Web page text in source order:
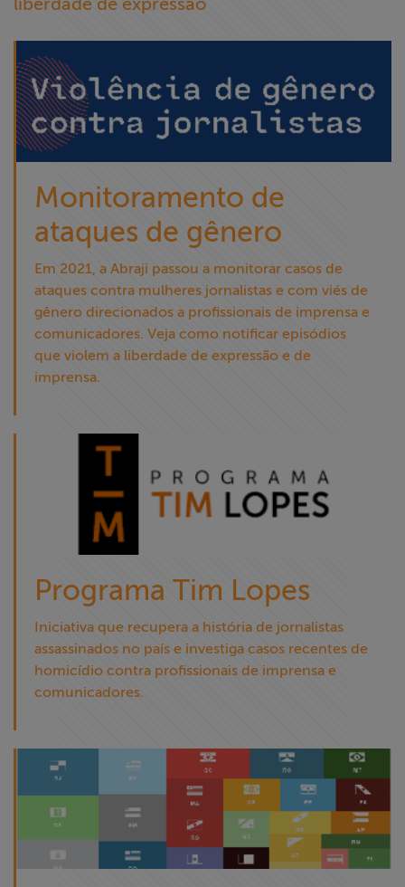
Monitoramento de
ataques de gênero
Em 2021, a Abraji passou a monitorar casos de
ataques contra mulheres jornalistas e com viés de
gênero direcionados a profissionais de imprensa e
comunicadores. Veja como notificar episódios
que violem a liberdade de expressão e de
imprensa.
Programa Tim Lopes
Iniciativa que recupera a história de jornalistas
assassinados no país e investiga casos recentes de
homicídio contra profissionais de imprensa e
comunicadores.